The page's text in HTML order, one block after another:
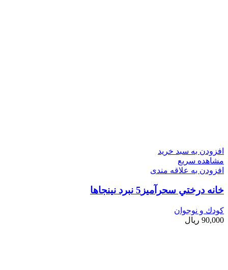
افزودن به سبد خرید
مشاهده سریع
افزودن به علاقه مندی
خانه درختي سحرآميز5 نبرد نينجاها
کودك و نوجوان
90,000 ریال